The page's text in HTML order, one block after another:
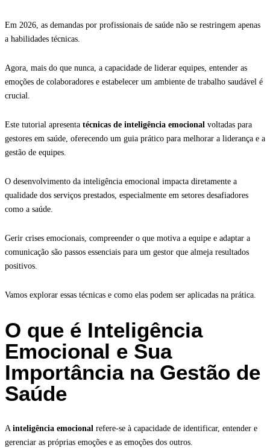
Em 2026, as demandas por profissionais de saúde não se restringem apenas
a habilidades técnicas.
Agora, mais do que nunca, a capacidade de liderar equipes, entender as
emoções de colaboradores e estabelecer um ambiente de trabalho saudável é
crucial.
Este tutorial apresenta técnicas de inteligência emocional voltadas para
gestores em saúde, oferecendo um guia prático para melhorar a liderança e a
gestão de equipes.
O desenvolvimento da inteligência emocional impacta diretamente a
qualidade dos serviços prestados, especialmente em setores desafiadores
como a saúde.
Gerir crises emocionais, compreender o que motiva a equipe e adaptar a
comunicação são passos essenciais para um gestor que almeja resultados
positivos.
Vamos explorar essas técnicas e como elas podem ser aplicadas na prática.
O que é Inteligência
Emocional e Sua
Importância na Gestão de
Saúde
A inteligência emocional refere-se à capacidade de identificar, entender e
gerenciar as próprias emoções e as emoções dos outros.